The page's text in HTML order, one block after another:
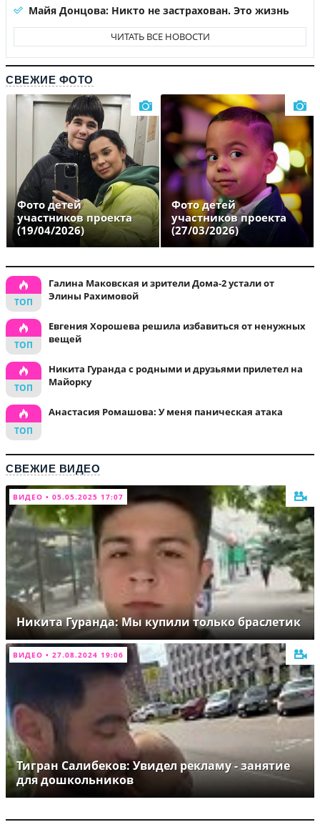
Майя Донцова: Никто не застрахован. Это жизнь
ЧИТАТЬ ВСЕ НОВОСТИ
СВЕЖИЕ ФОТО
Фото детей
участников проекта
(19/04/2026)
Фото детей
участников проекта
(27/03/2026)
Галина Маковская и зрители Дома-2 устали от
Элины Рахимовой
Евгения Хорошева решила избавиться от ненужных
вещей
Никита Гуранда с родными и друзьями прилетел на
Майорку
Анастасия Ромашова: У меня паническая атака
СВЕЖИЕ ВИДЕО
ВИДЕО • 05.05.2025 17:07
Никита Гуранда: Мы купили только браслетик
ВИДЕО • 27.08.2024 19:06
Тигран Салибеков: Увидел рекламу - занятие
для дошкольников